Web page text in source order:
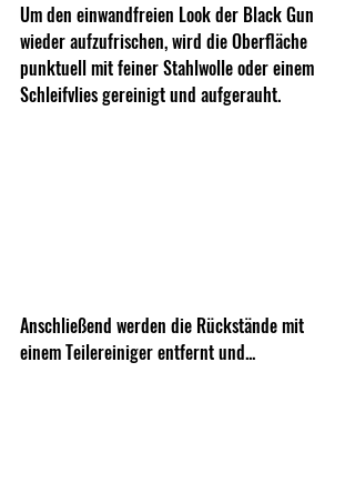
Um den einwandfreien Look der Black Gun
wieder aufzufrischen, wird die Oberfläche
punktuell mit feiner Stahlwolle oder einem
Schleifvlies gereinigt und aufgerauht.
Anschließend werden die Rückstände mit
einem Teilereiniger entfernt und...